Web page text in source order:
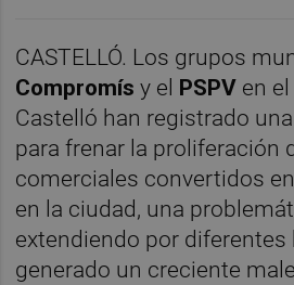
CASTELLÓ. Los grupos
Compromísy el PSPV en
Castelló han registrado
para frenar la proliferación
comerciales convertidos
en la ciudad, una
extendiendo por diferentes
generado un creciente